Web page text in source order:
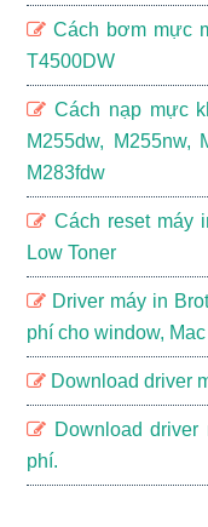
Cách bơm mực
T4500DW
Cách nạp mực
M255dw, M255nw,
M283fdw
Cách reset máy
Low Toner
Driver máy in
phí cho window, Mac
Download driver
Download
phí.